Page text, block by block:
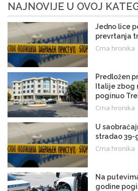
NAJNOVIJE U OVOJ
Jedno lice
prevrtanja
Crna hronika
Predložen
Italije zbog
poginuo
Crna hronika
U
stradao 39-
Crna hronika
Na
godine